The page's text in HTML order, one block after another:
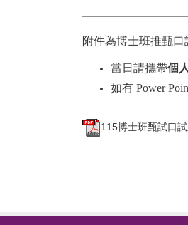
附件為博士班推甄口
當日請攜帶個
如有 Power
115博士班甄試口